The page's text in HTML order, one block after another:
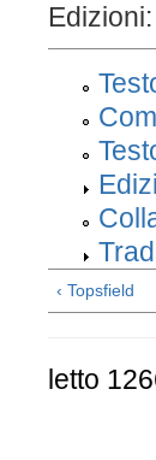
Edizioni:
‹ Topsfield
letto